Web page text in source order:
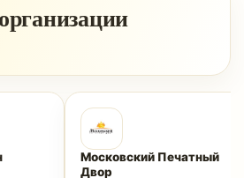
Московский Печатный
Двор